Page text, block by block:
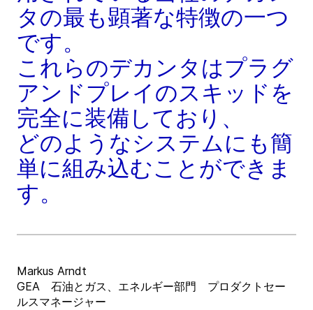
タの最も顕著な特徴の一つ
です。
これらのデカンタはプラグ
アンドプレイのスキッドを
完全に装備しており、
どのようなシステムにも簡
単に組み込むことができま
す。
Markus Arndt
GEA 石油とガス、エネルギー部門 プロダクトセー
ルスマネージャー